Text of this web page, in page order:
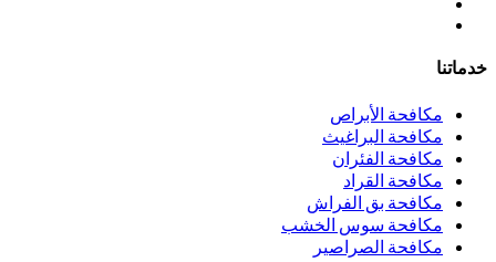
خدماتنا
مكافحة الأبراص
مكافحة البراغيث
مكافحة الفئران
مكافحة القراد
مكافحة بق الفراش
مكافحة سوس الخشب
مكافحة الصراصير